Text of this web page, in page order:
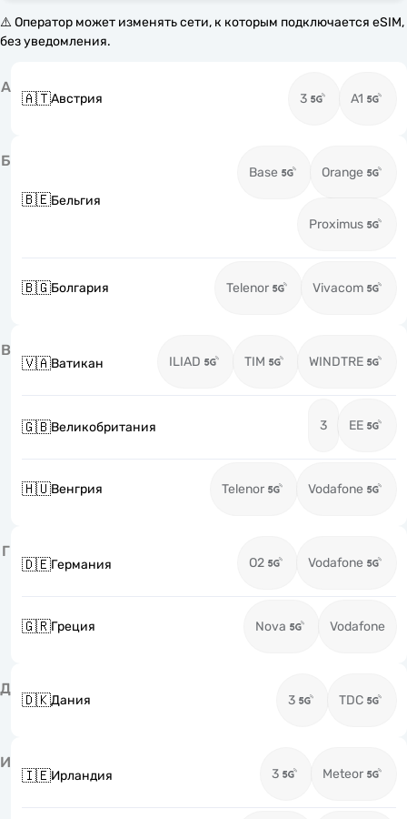
⚠️ Оператор может изменять сети, к которым подключается eSIM,
без уведомления.
А
🇦🇹Австрия 3 A1
Б
🇧🇪Бельгия
Base Orange
Proximus
🇧🇬Болгария Telenor Vivacom
В
🇻🇦Ватикан ILIAD TIM WINDTRE
🇬🇧Великобритания 3 EE
🇭🇺Венгрия Telenor Vodafone
Г
🇩🇪Германия O2 Vodafone
🇬🇷Греция Nova Vodafone
Д
🇩🇰Дания 3 TDC
И
🇮🇪Ирландия 3 Meteor